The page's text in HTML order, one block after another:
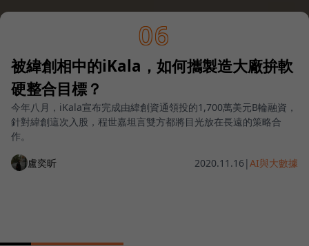
06
被緯創相中的iKala，如何攜製造大廠拚軟
硬整合目標？
今年八月，iKala宣布完成由緯創資通領投的1,700萬美元B輪融資，
針對緯創這次入股，程世嘉坦言雙方都將目光放在長遠的策略合
作。
盧奕昕 2020.11.16 |AI與大數據